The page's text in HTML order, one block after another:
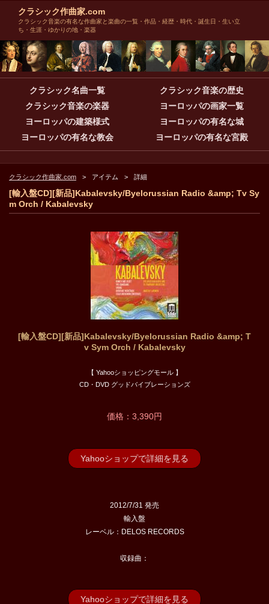
クラシック作曲家.com
クラシック音楽の有名な作曲家と楽曲の一覧・作品・経歴・時代・誕生日・生い立
ち・生涯・ゆかりの地・楽器
クラシック名曲一覧
クラシック音楽の歴史
クラシック音楽の楽器
ヨーロッパの画家一覧
ヨーロッパの建築様式
ヨーロッパの有名な城
ヨーロッパの有名な教会
ヨーロッパの有名な宮殿
クラシック作曲家.com アイテム 詳細
[輸入盤CD][新品]Kabalevsky/Byelorussian Radio &amp; Tv Sy
m Orch / Kabalevsky
[輸入盤CD][新品]Kabalevsky/Byelorussian Radio &amp; T
v Sym Orch / Kabalevsky
【 Yahooショッピングモール 】
CD・DVD グッドバイブレーションズ
価格：3,390円
Yahooショップで詳細を見る
2012/7/31 発売
輸入盤
レーベル：DELOS RECORDS
収録曲：
Yahooショップで詳細を見る